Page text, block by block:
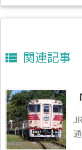
 関連記事